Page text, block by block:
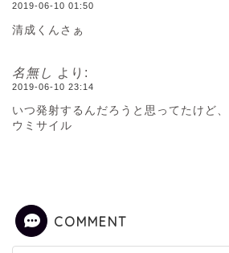
2019-06-10 01:50
清成くんさぁ
名無し より:
2019-06-10 23:14
いつ発射するんだろうと思ってたけど
ウミサイル
COMMENT